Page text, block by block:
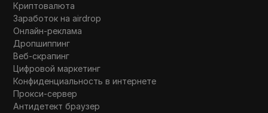
Криптовалюта
Заработок на airdrop
Онлайн-реклама
Дропшиппинг
Веб-скрапинг
Цифровой маркетинг
Конфиденциальность в интернете
Прокси-сервер
Антидетект браузер